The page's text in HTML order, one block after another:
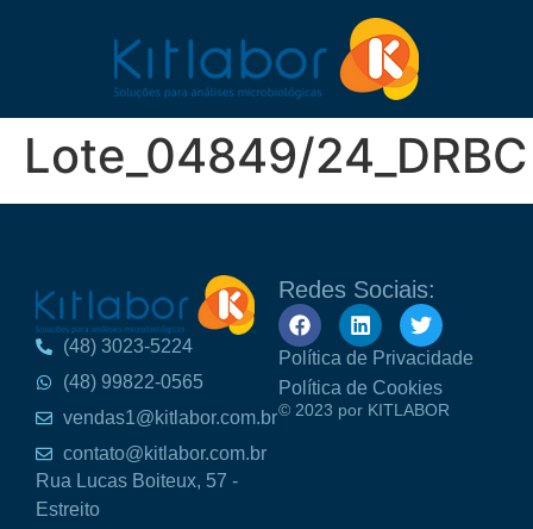
Lote_04849/24_DRBC
(48) 3023-5224
(48) 99822-0565
vendas1@kitlabor.com.br
contato@kitlabor.com.br
Rua Lucas Boiteux, 57 -
Estreito
Redes Sociais:
Política de Privacidade
Política de Cookies
© 2023 por KITLABOR